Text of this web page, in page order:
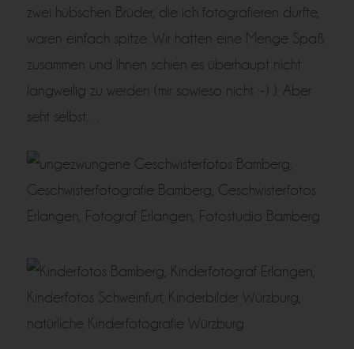
zwei hübschen Brüder, die ich fotografieren durfte,
waren einfach spitze. Wir hatten eine Menge Spaß
zusammen und ihnen schien es überhaupt nicht
langweilig zu werden (mir sowieso nicht :-) ). Aber
seht selbst…